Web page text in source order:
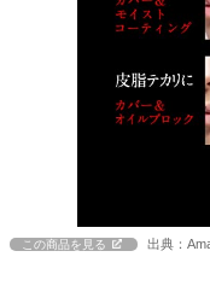
この商品を見る 出典：